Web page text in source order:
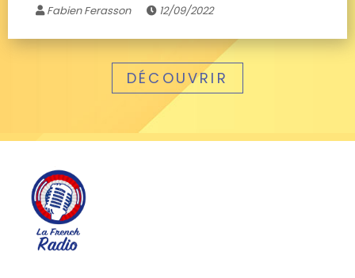
Fabien Ferasson 12/09/2022
DÉCOUVRIR